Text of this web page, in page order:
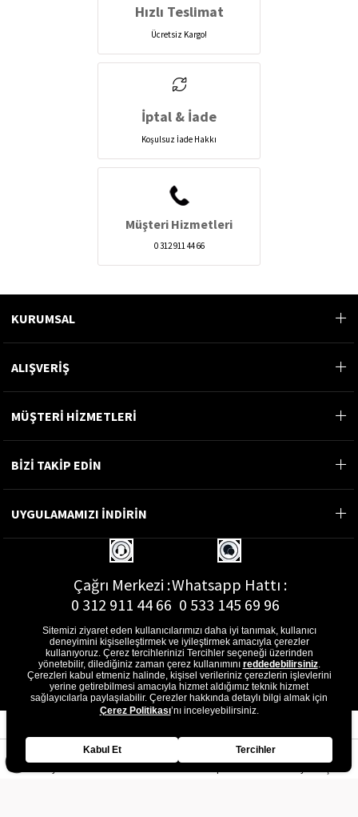
Hızlı Teslimat
Ücretsiz Kargo!
İptal & İade
Koşulsuz İade Hakkı
Müşteri Hizmetleri
0 312 911 44 66
KURUMSAL
ALIŞVERİŞ
MÜŞTERİ HİZMETLERİ
BİZİ TAKİP EDİN
UYGULAMAMIZI İNDİRİN
Çağrı Merkezi :
0 312 911 44 66
Whatsapp Hattı :
0 533 145 69 96
E-Posta Adresi :
musterihizmetleri@gon.com.tr
Sitemizi ziyaret eden kullanıcılarımızı daha iyi tanımak, kullanıcı
deneyimini kişiselleştirmek ve iyileştirmek amacıyla çerezler
kullanıyoruz. Çerez tercihlerinizi Tercihler seçeneği üzerinden
yönetebilir, dilediğiniz zaman çerez kullanımını reddedebilirsiniz.
Çerezleri kabul etmeniz halinde, kişisel verileriniz çerezlerin işlevlerini
yerine getirebilmesi amacıyla hizmet aldığımız teknik hizmet
sağlayıcılarla paylaşılabilir. Çerezler hakkında detaylı bilgi almak için
Çerez Politikası’nı inceleyebilirsiniz.
Kabul Et Tercihler